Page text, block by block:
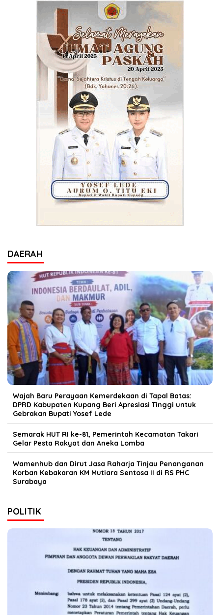
DAERAH
Wajah Baru Perayaan Kemerdekaan di Tapal Batas:
DPRD Kabupaten Kupang Beri Apresiasi Tinggi untuk
Gebrakan Bupati Yosef Lede
Semarak HUT RI ke-81, Pemerintah Kecamatan Takari
Gelar Pesta Rakyat dan Aneka Lomba
Wamenhub dan Dirut Jasa Raharja Tinjau Penanganan
Korban Kebakaran KM Mutiara Sentosa II di RS PHC
Surabaya
POLITIK